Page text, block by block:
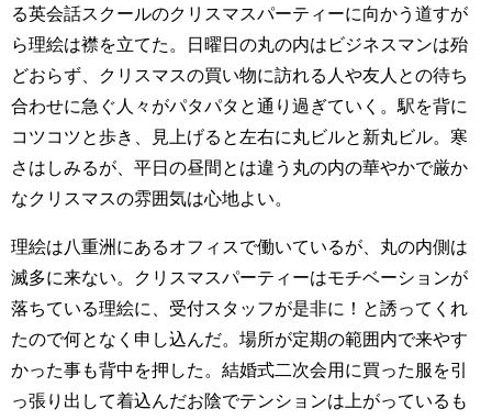
る英会話スクールのクリスマスパーティーに向かう道すが
ら理絵は襟を立てた。日曜日の丸の内はビジネスマンは殆
どおらず、クリスマスの買い物に訪れる人や友人との待ち
合わせに急ぐ人々がパタパタと通り過ぎていく。駅を背に
コツコツと歩き、見上げると左右に丸ビルと新丸ビル。寒
さはしみるが、平日の昼間とは違う丸の内の華やかで厳か
なクリスマスの雰囲気は心地よい。
理絵は八重洲にあるオフィスで働いているが、丸の内側は
滅多に来ない。クリスマスパーティーはモチベーションが
落ちている理絵に、受付スタッフが是非に！と誘ってくれ
たので何となく申し込んだ。場所が定期の範囲内で来やす
かった事も背中を押した。結婚式二次会用に買った服を引
っ張り出して着込んだお陰でテンションは上がっているも